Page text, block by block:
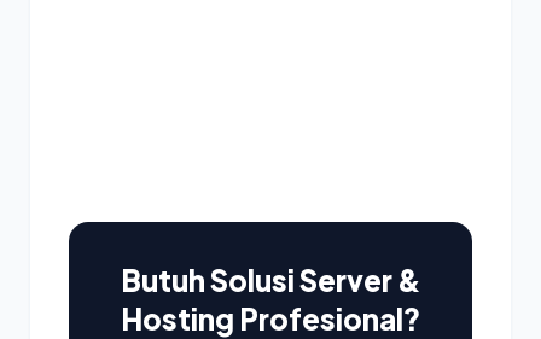
Butuh Solusi Server &
Hosting Profesional?